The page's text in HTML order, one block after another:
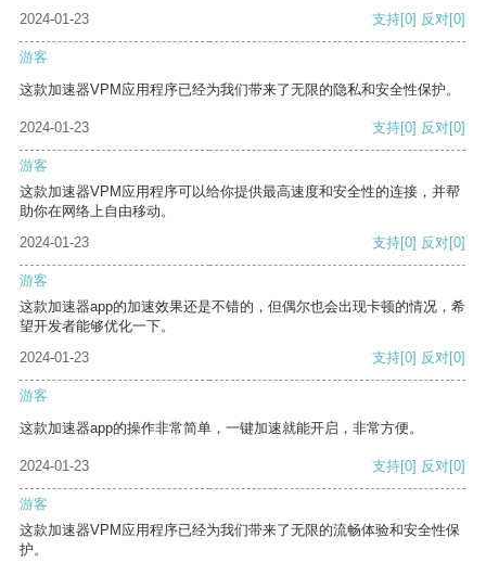
2024-01-23 支持[0] 反对[0]
游客
这款加速器VPM应用程序已经为我们带来了无限的隐私和安全性保护。
2024-01-23 支持[0] 反对[0]
游客
这款加速器VPM应用程序可以给你提供最高速度和安全性的连接，并帮
助你在网络上自由移动。
2024-01-23
支持[0] 反对[0]
游客
这款加速器app的加速效果还是不错的，但偶尔也会出现卡顿的情况，希
望开发者能够优化一下。
2024-01-23
支持[0] 反对[0]
游客
这款加速器app的操作非常简单，一键加速就能开启，非常方便。
2024-01-23 支持[0] 反对[0]
游客
这款加速器VPM应用程序已经为我们带来了无限的流畅体验和安全性保
护。